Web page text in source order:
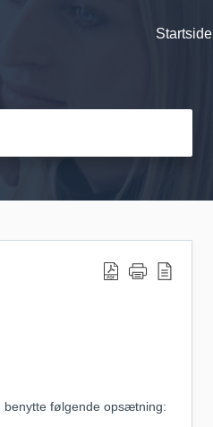
Startside
benytte følgende opsætning: